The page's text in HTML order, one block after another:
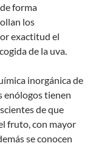
forma
los
exactitud el
de la uva.
inorgánica de
enólogos tienen
de que
fruto, con mayor
se conocen